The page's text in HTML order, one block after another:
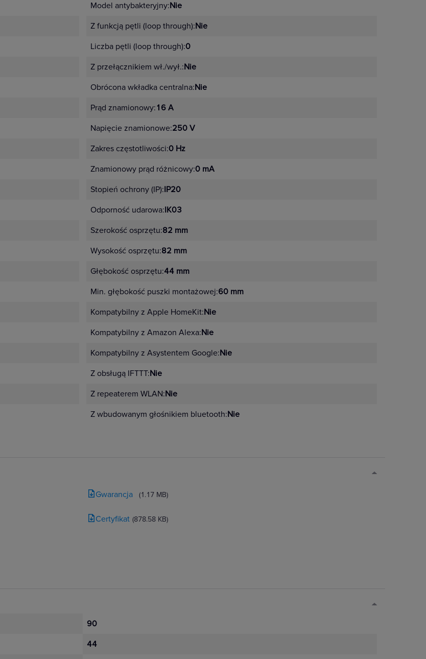
Model antybakteryjny:Nie
Z funkcją pętli (loop through):Nie
Liczba pętli (loop through):0
Z przełącznikiem wł./wył.:Nie
Obrócona wkładka centralna:Nie
Prąd znamionowy:16 A
Napięcie znamionowe:250 V
Zakres częstotliwości:0 Hz
Znamionowy prąd różnicowy:0 mA
Stopień ochrony (IP):IP20
Odporność udarowa:IK03
Szerokość osprzętu:82 mm
Wysokość osprzętu:82 mm
Głębokość osprzętu:44 mm
Min. głębokość puszki montażowej:60 mm
Kompatybilny z Apple HomeKit:Nie
Kompatybilny z Amazon Alexa:Nie
Kompatybilny z Asystentem Google:Nie
Z obsługą IFTTT:Nie
Z repeaterem WLAN:Nie
Z wbudowanym głośnikiem bluetooth:Nie
Gwarancja (1.17 MB)
Certyfikat (878.58 KB)
90
44